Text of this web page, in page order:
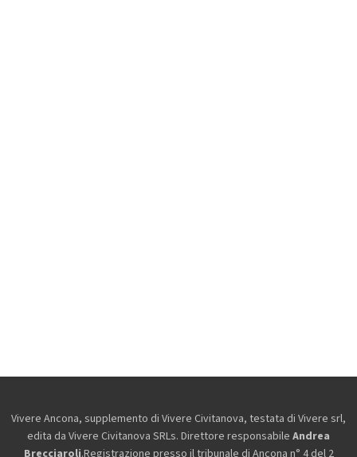
Vivere Ancona, supplemento di Vivere Civitanova, testata di Vivere srl,
edita da Vivere Civitanova SRLs. Direttore responsabile Andrea